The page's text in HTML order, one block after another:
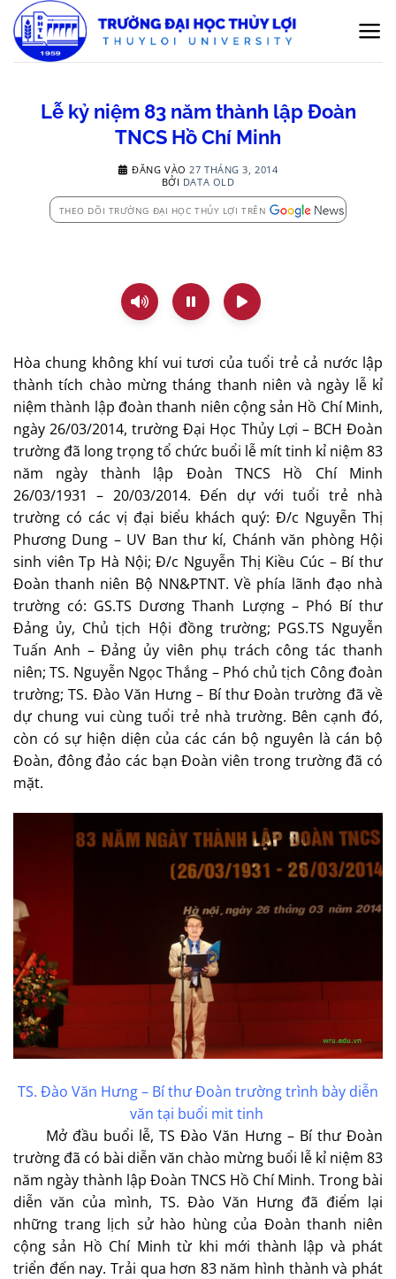
qua
nội
Lễ kỷ niệm 83 năm thành lập Đoàn
TNCS Hồ Chí Minh
ĐĂNG VÀO 27 THÁNG 3, 2014
BỞI DATA OLD
THEO DÕI TRƯỜNG ĐẠI HỌC THỦY LỢI TRÊN
Hòa chung không khí vui tươi của tuổi trẻ cả nước lập
thành tích chào mừng tháng thanh niên và ngày lễ kỉ
niệm thành lập đoàn thanh niên cộng sản Hồ Chí Minh,
ngày 26/03/2014, trường Đại Học Thủy Lợi – BCH Đoàn
trường đã long trọng tổ chức buổi lễ mít tinh kỉ niệm 83
năm ngày thành lập Đoàn TNCS Hồ Chí Minh
26/03/1931 – 20/03/2014. Đến dự với tuổi trẻ nhà
trường có các vị đại biểu khách quý: Đ/c Nguyễn Thị
Phương Dung – UV Ban thư kí, Chánh văn phòng Hội
sinh viên Tp Hà Nội; Đ/c Nguyễn Thị Kiều Cúc – Bí thư
Đoàn thanh niên Bộ NN&PTNT. Về phía lãnh đạo nhà
trường có: GS.TS Dương Thanh Lượng – Phó Bí thư
Đảng ủy, Chủ tịch Hội đồng trường; PGS.TS Nguyễn
Tuấn Anh – Đảng ủy viên phụ trách công tác thanh
niên; TS. Nguyễn Ngọc Thắng – Phó chủ tịch Công đoàn
trường; TS. Đào Văn Hưng – Bí thư Đoàn trường đã về
dự chung vui cùng tuổi trẻ nhà trường. Bên cạnh đó,
còn có sự hiện diện của các cán bộ nguyên là cán bộ
Đoàn, đông đảo các bạn Đoàn viên trong trường đã có
mặt.
TS. Đào Văn Hưng – Bí thư Đoàn trường trình bày diễn
văn tại buổi mit tinh
Mở đầu buổi lễ, TS Đào Văn Hưng – Bí thư Đoàn
trường đã có bài diễn văn chào mừng buổi lễ kỉ niệm 83
năm ngày thành lập Đoàn TNCS Hồ Chí Minh. Trong bài
diễn văn của mình, TS. Đào Văn Hưng đã điểm lại
những trang lịch sử hào hùng của Đoàn thanh niên
cộng sản Hồ Chí Minh từ khi mới thành lập và phát
triển đến nay. Trải qua hơn 83 năm hình thành và phát